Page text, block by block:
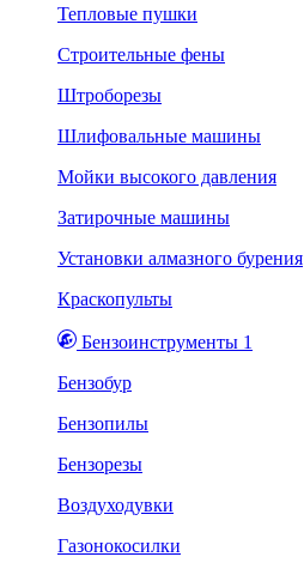
Тепловые пушки
Строительные фены
Штроборезы
Шлифовальные машины
Мойки высокого давления
Затирочные машины
Установки алмазного бурения
Краскопульты
Бензоинструменты 1
Бензобур
Бензопилы
Бензорезы
Воздуходувки
Газонокосилки